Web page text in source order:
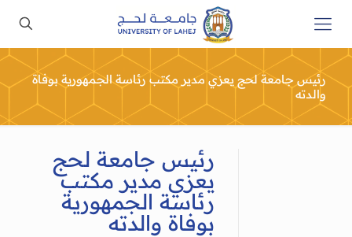
رئيس جامعة لحج يعزي مدير مكتب رئاسة الجمهورية بوفاة
والدته
رئيس جامعة لحج
يعزي مدير مكتب
رئاسة الجمهورية
بوفاة والدته